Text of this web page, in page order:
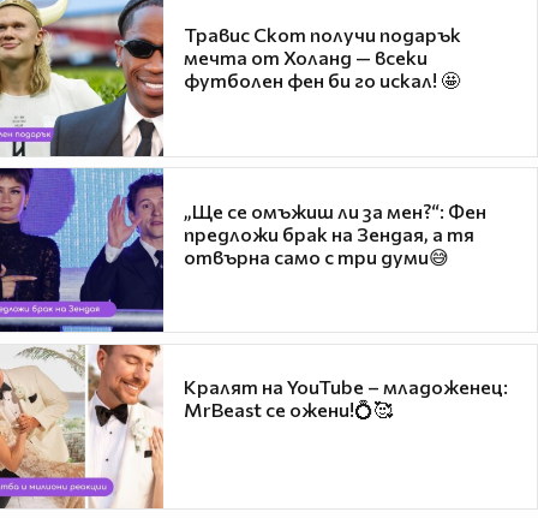
Травис Скот получи подарък
мечта от Холанд — всеки
футболен фен би го искал! 🤩
„Ще се омъжиш ли за мен?“: Фен
предложи брак на Зендая, а тя
отвърна само с три думи😅
Кралят на YouTube – младоженец:
MrBeast се ожени!💍🥰